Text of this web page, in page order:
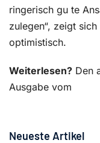
ringerisch gu te
zulegen“, zeigt
optimistisch.
Weiterlesen? Den
Ausgabe vom
Neueste Artikel